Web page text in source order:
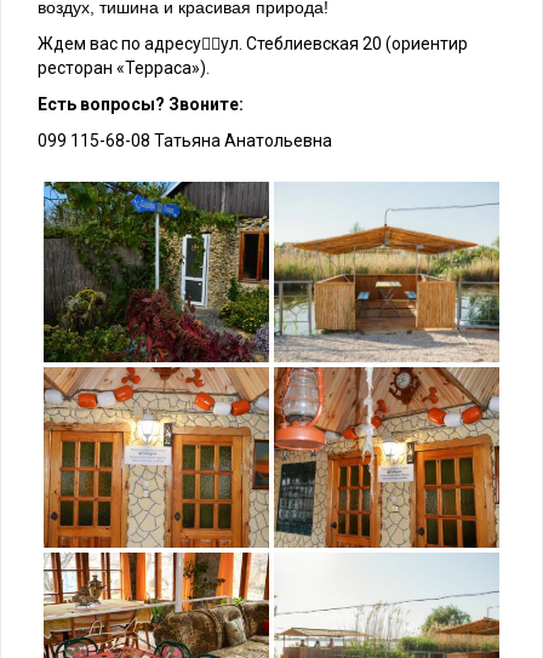
воздух, тишина и красивая природа!
Ждем вас по адресу👉🏻ул. Стеблиевская 20 (ориентир
ресторан «Терраса»).
Есть вопросы? Звоните:
099 115-68-08 Татьяна Анатольевна